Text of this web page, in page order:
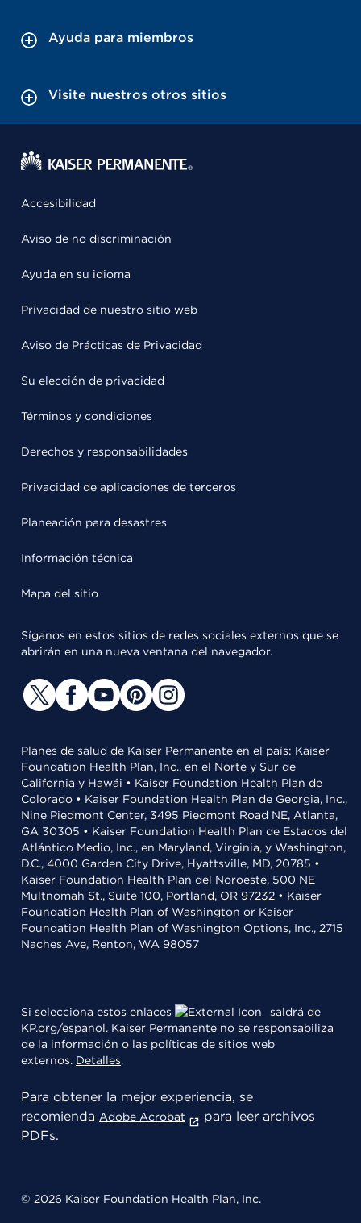
Ayuda para miembros
Visite nuestros otros sitios
Accesibilidad
Aviso de no discriminación
Ayuda en su idioma
Privacidad de nuestro sitio web
Aviso de Prácticas de Privacidad
Su elección de privacidad
Términos y condiciones
Derechos y responsabilidades
Privacidad de aplicaciones de terceros
Planeación para desastres
Información técnica
Mapa del sitio
Síganos en estos sitios de redes sociales externos que se
abrirán en una nueva ventana del navegador.
Planes de salud de Kaiser Permanente en el país: Kaiser
Foundation Health Plan, Inc., en el Norte y Sur de
California y Hawái • Kaiser Foundation Health Plan de
Colorado • Kaiser Foundation Health Plan de Georgia, Inc.,
Nine Piedmont Center, 3495 Piedmont Road NE, Atlanta,
GA 30305 • Kaiser Foundation Health Plan de Estados del
Atlántico Medio, Inc., en Maryland, Virginia, y Washington,
D.C., 4000 Garden City Drive, Hyattsville, MD, 20785 •
Kaiser Foundation Health Plan del Noroeste, 500 NE
Multnomah St., Suite 100, Portland, OR 97232 • Kaiser
Foundation Health Plan of Washington or Kaiser
Foundation Health Plan of Washington Options, Inc., 2715
Naches Ave, Renton, WA 98057
Si selecciona estos enlaces
saldrá de
KP.org/espanol. Kaiser Permanente no se responsabiliza
de la información o las políticas de sitios web
externos. Detalles.
Para obtener la mejor experiencia, se
recomienda Adobe Acrobat
para leer archivos
PDFs.
© 2026 Kaiser Foundation Health Plan, Inc.